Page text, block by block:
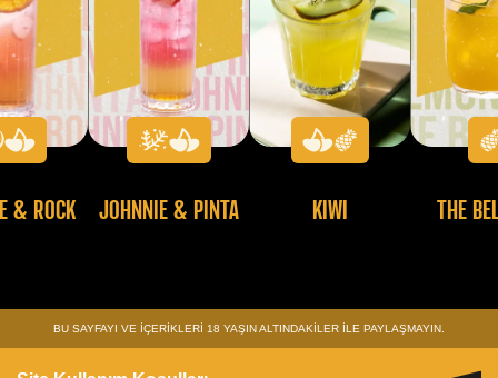
& ROCK JOHNNIE & PINTA KIWI THE
BU SAYFAYI VE İÇERİKLERİ 18 YAŞIN ALTINDAKİLER İLE PAYLAŞMAYIN.